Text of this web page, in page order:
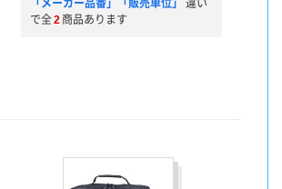
「メーカー品番」「販売単位」
違い
で全2 商品あります